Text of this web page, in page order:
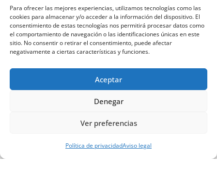
Para ofrecer las mejores experiencias, utilizamos tecnologías como las
cookies para almacenar y/o acceder a la información del dispositivo. El
consentimiento de estas tecnologías nos permitirá procesar datos como
el comportamiento de navegación o las identificaciones únicas en este
sitio. No consentir o retirar el consentimiento, puede afectar
negativamente a ciertas características y funciones.
Aceptar
Denegar
Ver preferencias
Política de privacidadAviso legal
Concierto de Íñigo Quintero en Bilbao
– 18 de febrero de 2027
Pablo Arranz Abr 30, 2026
WordPress|NewsCorndeThemeArile